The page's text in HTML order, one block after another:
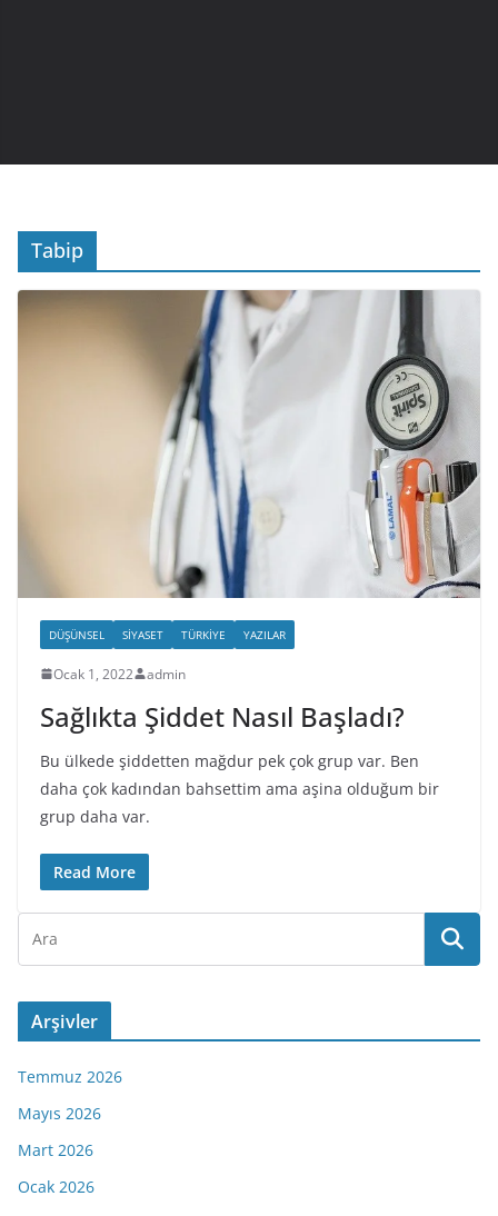
Tabip
DÜŞÜNSEL SIYASET TÜRKIYE YAZILAR
Ocak 1, 2022 admin
Sağlıkta Şiddet Nasıl Başladı?
Bu ülkede şiddetten mağdur pek çok grup var. Ben
daha çok kadından bahsettim ama aşina olduğum bir
grup daha var.
Read More
Arşivler
Temmuz 2026
Mayıs 2026
Mart 2026
Ocak 2026